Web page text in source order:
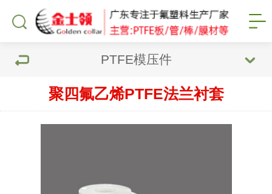
PTFE模压件
聚四氟乙烯PTFE法兰衬套